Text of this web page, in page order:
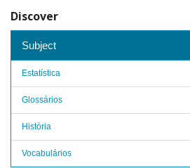
Discover
Subject
Estatística
Glossários
História
Vocabulários